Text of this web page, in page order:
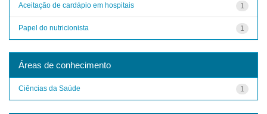
1
Aceitação de cardápio em hospitais
1
Papel do nutricionista
Áreas de conhecimento
1
Ciências da Saúde